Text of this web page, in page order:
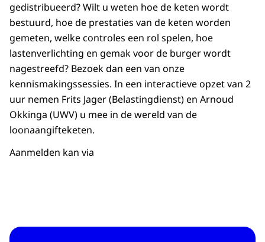
gedistribueerd? Wilt u weten hoe de keten wordt
bestuurd, hoe de prestaties van de keten worden
gemeten, welke controles een rol spelen, hoe
lastenverlichting en gemak voor de burger wordt
nagestreefd? Bezoek dan een van onze
kennismakingssessies. In een interactieve opzet van 2
uur nemen Frits Jager (Belastingdienst) en Arnoud
Okkinga (UWV) u mee in de wereld van de
loonaangifteketen.
Aanmelden kan via